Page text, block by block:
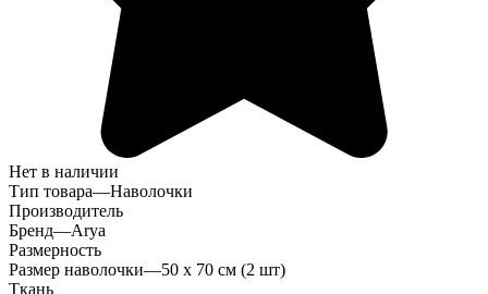
Нет в наличии
Тип товара—Наволочки
Производитель
Бренд—Arya
Размерность
Размер наволочки—50 х 70 см (2 шт)
Ткань